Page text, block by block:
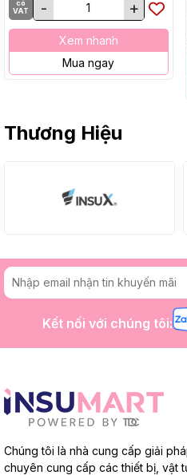
có
VAT
- +
Xem nhanh
Mua ngay
Thương Hiệu
Kết nối với chúng tôi:
Chúng tôi là nhà cung cấp giải
chuyên cung cấp các thiết bị, vật